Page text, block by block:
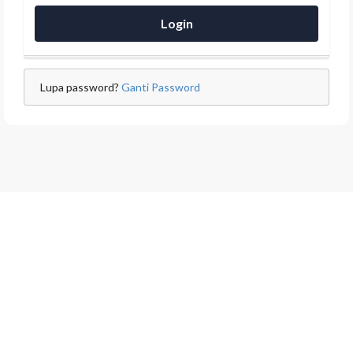
Login
Lupa password? Ganti Password